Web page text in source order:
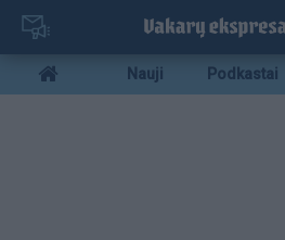
Pereiti
pagrindinį
turinį
Mobile
menu
Nauji Podkastai